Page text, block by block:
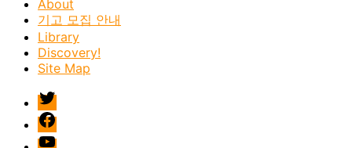
About
기고 모집 안내
Library
Discovery!
Site Map
twitter
facebook
Youtube